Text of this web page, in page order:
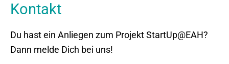
Kontakt
Du hast ein Anliegen zum Projekt StartUp@EAH?
Dann melde Dich bei uns!